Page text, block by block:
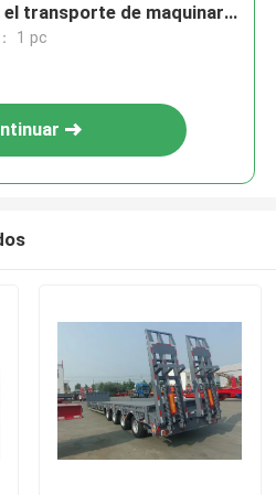
el transporte de maquinaria
1 pc